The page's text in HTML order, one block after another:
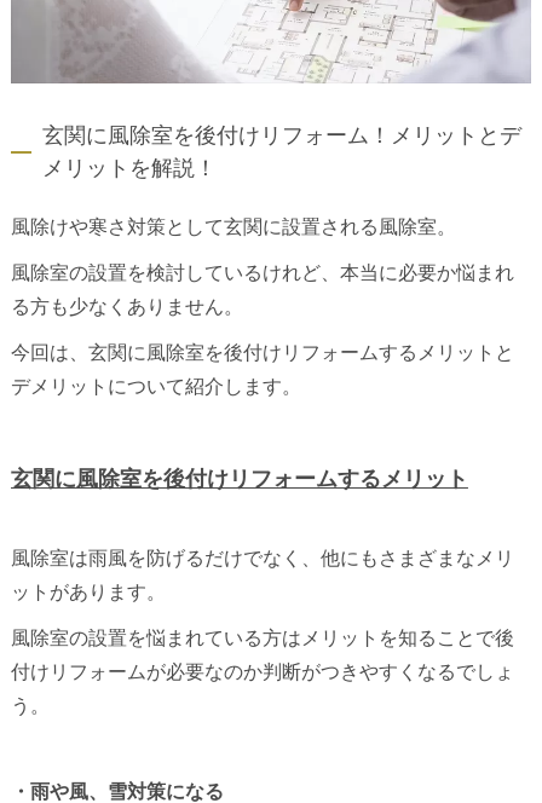
玄関に風除室を後付けリフォーム！メリットとデ
メリットを解説！
風除けや寒さ対策として玄関に設置される風除室。
風除室の設置を検討しているけれど、本当に必要か悩まれ
る方も少なくありません。
今回は、玄関に風除室を後付けリフォームするメリットと
デメリットについて紹介します。
玄関に風除室を後付けリフォームするメリット
風除室は雨風を防げるだけでなく、他にもさまざまなメリ
ットがあります。
風除室の設置を悩まれている方はメリットを知ることで後
付けリフォームが必要なのか判断がつきやすくなるでしょ
う。
・雨や風、雪対策になる